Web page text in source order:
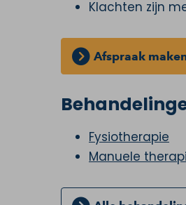
Klachten zijn
Afspraak
Fysiotherapie
Manuele